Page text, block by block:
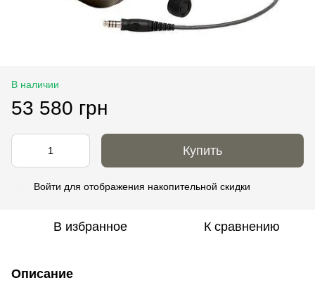
В наличии
53 580 грн
Купить
Войти для отображения накопительной скидки
В избранное К сравнению
Описание